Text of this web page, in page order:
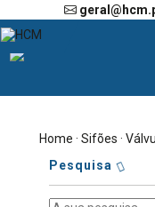
Home ·Sifões ·
Pesquisa